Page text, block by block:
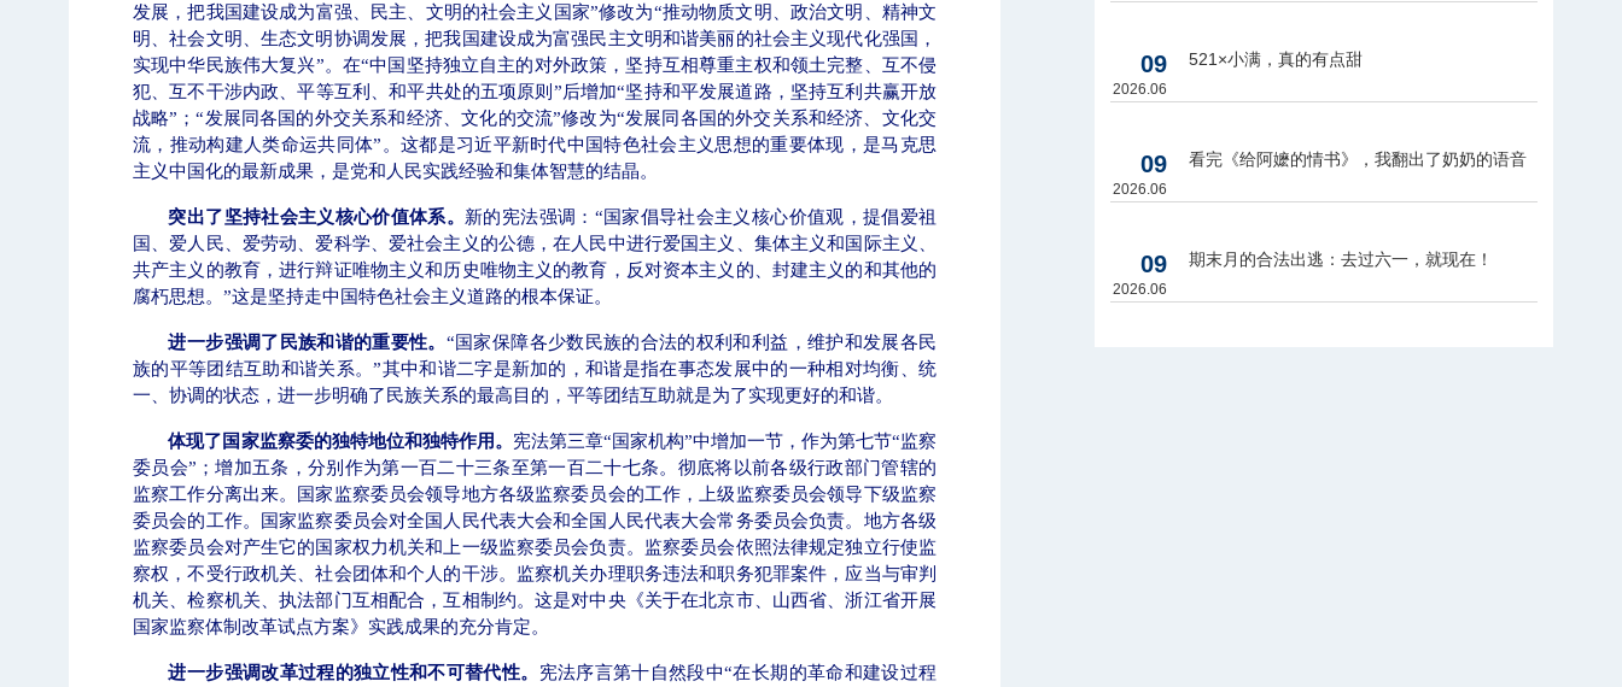
发展，把我国建设成为富强、民主、文明的社会主义国家”修改为“推动物质文明、政治文明、精神文
明、社会文明、生态文明协调发展，把我国建设成为富强民主文明和谐美丽的社会主义现代化强国，
实现中华民族伟大复兴”。在“中国坚持独立自主的对外政策，坚持互相尊重主权和领土完整、互不侵
犯、互不干涉内政、平等互利、和平共处的五项原则”后增加“坚持和平发展道路，坚持互利共赢开放
战略”；“发展同各国的外交关系和经济、文化的交流”修改为“发展同各国的外交关系和经济、文化交
流，推动构建人类命运共同体”。这都是习近平新时代中国特色社会主义思想的重要体现，是马克思
主义中国化的最新成果，是党和人民实践经验和集体智慧的结晶。
突出了坚持社会主义核心价值体系。 新的宪法强调：“国家倡导社会主义核心价值观，提倡爱祖
国、爱人民、爱劳动、爱科学、爱社会主义的公德，在人民中进行爱国主义、集体主义和国际主义、
共产主义的教育，进行辩证唯物主义和历史唯物主义的教育，反对资本主义的、封建主义的和其他的
腐朽思想。”这是坚持走中国特色社会主义道路的根本保证。
进一步强调了民族和谐的重要性。 “国家保障各少数民族的合法的权利和利益，维护和发展各民
族的平等团结互助和谐关系。”其中和谐二字是新加的，和谐是指在事态发展中的一种相对均衡、统
一、协调的状态，进一步明确了民族关系的最高目的，平等团结互助就是为了实现更好的和谐。
体现了国家监察委的独特地位和独特作用。 宪法第三章“国家机构”中增加一节，作为第七节“监察
委员会”；增加五条，分别作为第一百二十三条至第一百二十七条。彻底将以前各级行政部门管辖的
监察工作分离出来。国家监察委员会领导地方各级监察委员会的工作，上级监察委员会领导下级监察
委员会的工作。国家监察委员会对全国人民代表大会和全国人民代表大会常务委员会负责。地方各级
监察委员会对产生它的国家权力机关和上一级监察委员会负责。监察委员会依照法律规定独立行使监
察权，不受行政机关、社会团体和个人的干涉。监察机关办理职务违法和职务犯罪案件，应当与审判
机关、检察机关、执法部门互相配合，互相制约。这是对中央《关于在北京市、山西省、浙江省开展
国家监察体制改革试点方案》实践成果的充分肯定。
进一步强调改革过程的独立性和不可替代性。 宪法序言第十自然段中“在长期的革命和建设过程
09
2026.06
521×小满，真的有点甜
09
2026.06
看完《给阿嬷的情书》，我翻出了奶奶的语音
09
2026.06
期末月的合法出逃：去过六一，就现在！